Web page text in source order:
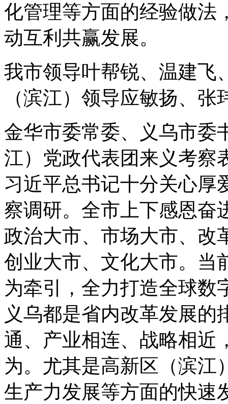
化管理等方面的经验做法
动互利共赢发展。
我市领导叶帮锐、温建飞
（滨江）领导应敏扬、
金华市委常委、义乌市委
江）党政代表团来义考察
习近平总书记十分关心厚
察调研。全市上下感恩奋
政治大市、市场大市、改
创业大市、文化大市。当
为牵引，全力打造全球数
义乌都是省内改革发展的
通、产业相连、战略相近
为。尤其是高新区（滨江
生产力发展等方面的快速